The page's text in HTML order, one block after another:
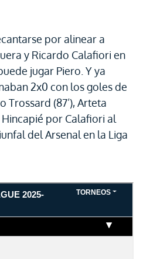
por alinear a
y Ricardo Calafiori en
jugar Piero. Y ya
2x0 con los goles de
Trossard (87’), Arteta
por Calafiori al
del Arsenal en la Liga